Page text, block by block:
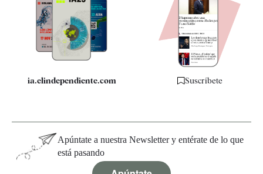
Quiénes somos
Especificaciones
ia.elindependiente.com Suscríbete
Apúntate a nuestra Newsletter y entérate de lo que
está pasando